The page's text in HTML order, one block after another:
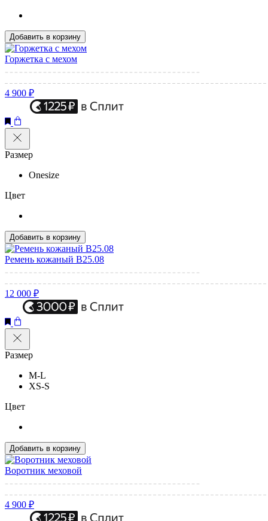
Добавить в корзину
Горжетка с мехом
4 900 ₽
Размер
Onesize
Цвет
Добавить в корзину
Ремень кожаный B25.08
12 000 ₽
Размер
M-L
XS-S
Цвет
Добавить в корзину
Воротник меховой
4 900 ₽